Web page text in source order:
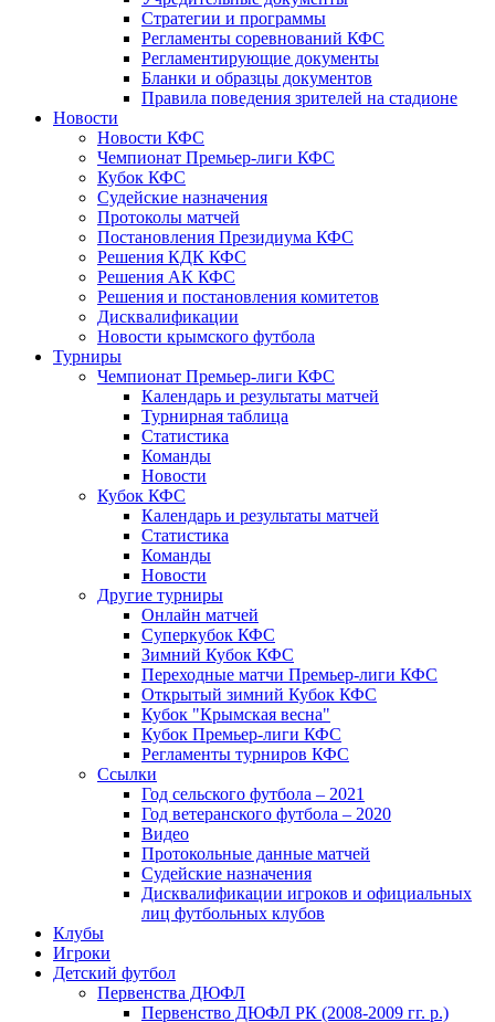
Стратегии и программы
Регламенты соревнований КФС
Регламентирующие документы
Бланки и образцы документов
Правила поведения зрителей на стадионе
Новости
Новости КФС
Чемпионат Премьер-лиги КФС
Кубок КФС
Судейские назначения
Протоколы матчей
Постановления Президиума КФС
Решения КДК КФС
Решения АК КФС
Решения и постановления комитетов
Дисквалификации
Новости крымского футбола
Турниры
Чемпионат Премьер-лиги КФС
Календарь и результаты матчей
Турнирная таблица
Статистика
Команды
Новости
Кубок КФС
Календарь и результаты матчей
Статистика
Команды
Новости
Другие турниры
Онлайн матчей
Суперкубок КФС
Зимний Кубок КФС
Переходные матчи Премьер-лиги КФС
Открытый зимний Кубок КФС
Кубок "Крымская весна"
Кубок Премьер-лиги КФС
Регламенты турниров КФС
Ссылки
Год сельского футбола – 2021
Год ветеранского футбола – 2020
Видео
Протокольные данные матчей
Судейские назначения
Дисквалификации игроков и официальных
лиц футбольных клубов
Клубы
Игроки
Детский футбол
Первенства ДЮФЛ
Первенство ДЮФЛ РК (2008-2009 гг. р.)